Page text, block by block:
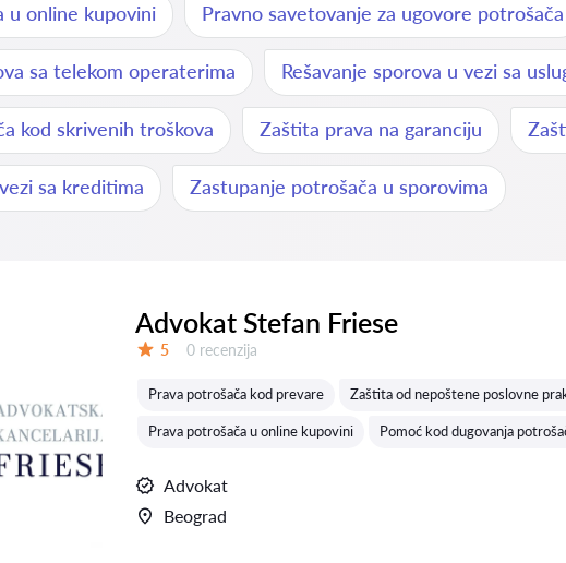
u online kupovini Pravno savetovanje za ugovore potrošača
sa telekom operaterima Rešavanje sporova u vezi sa
kod skrivenih troškova Zaštita prava na garanciju
sa kreditima Zastupanje potrošača u sporovima
Advokat Stefan Friese
5 Recenzija:
0 recenzija
Prava potrošača kod prevare Zaštita od nepoštene poslovne
Prava potrošača u online kupovini Pomoć kod dugovanja
Advokat
Beograd